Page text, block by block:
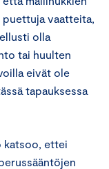
vaatteita,
olla
tai huulten
eivät ole
tapauksessa
katsoo, ettei